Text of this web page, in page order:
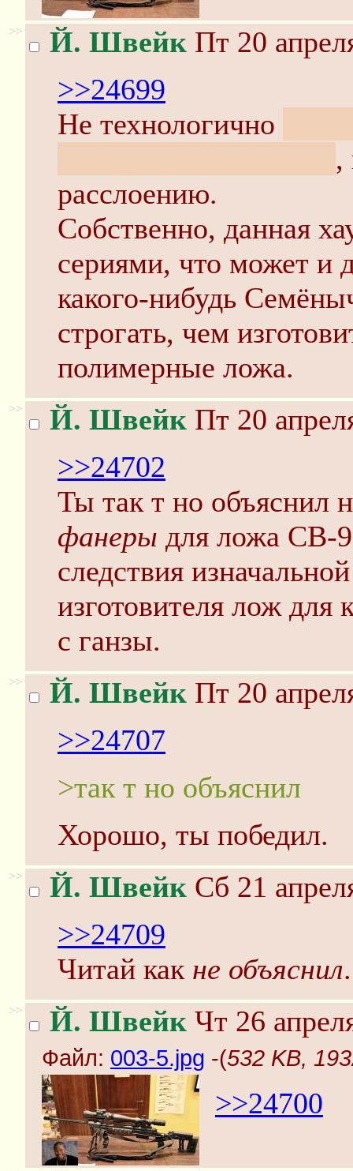
>> Й. Швейк Пт 20
>>24699
Не технологично
,
расслоению.
Собственно, данная
сериями, что может и
какого-нибудь
строгать, чем
полимерные ложа.
>> Й. Швейк Пт 20
>>24702
Ты так т но объяснил
фанеры для ложа СВ-
следствия
изготовителя лож для
с ганзы.
>> Й. Швейк Пт 20
>>24707
>так т но объяснил
Хорошо, ты победил.
>> Й. Швейк Сб 21
>>24709
Читай как не объяснил.
>> Й. Швейк Чт 26
Файл: 003-5.jpg -(532 KB,
>>24700